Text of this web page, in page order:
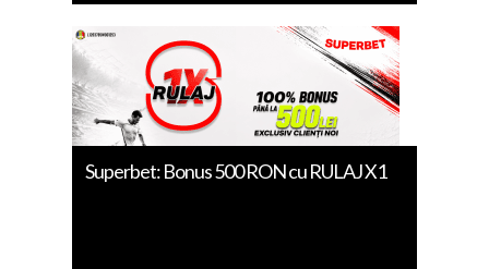
Superbet: Bonus 500 RON cu RULAJ X1